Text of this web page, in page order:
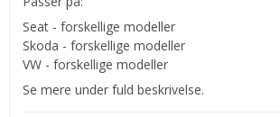
Seat - forskellige modeller
Skoda - forskellige modeller
VW - forskellige modeller
Se mere under fuld beskrivelse.